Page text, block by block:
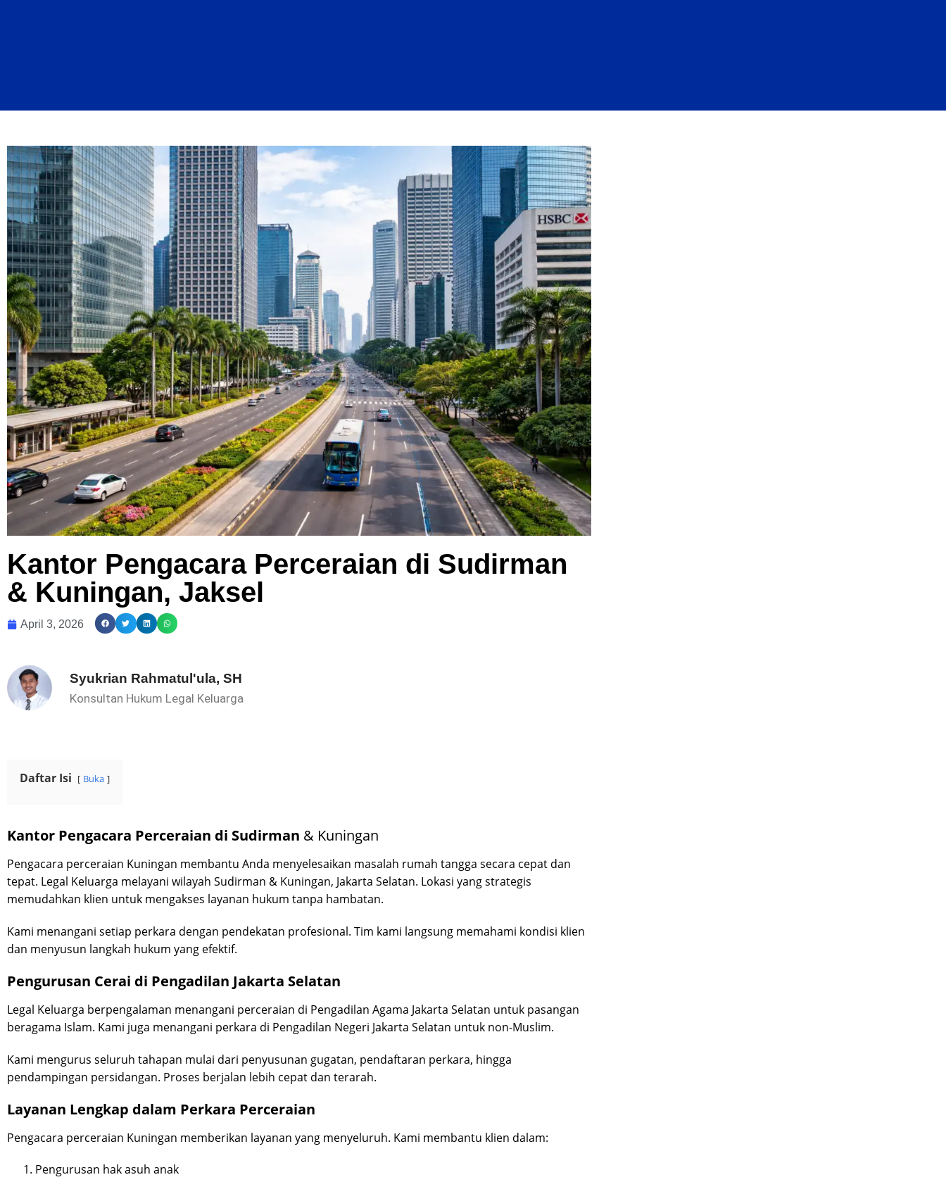
Kantor Pengacara Perceraian di Sudirman
& Kuningan, Jaksel
April 3, 2026
Syukrian Rahmatul'ula, SH
Konsultan Hukum Legal Keluarga
Daftar Isi Buka
Kantor Pengacara Perceraian di Sudirman & Kuningan
Pengacara perceraian Kuningan membantu Anda menyelesaikan masalah rumah tangga secara cepat dan
tepat. Legal Keluarga melayani wilayah Sudirman & Kuningan, Jakarta Selatan. Lokasi yang strategis
memudahkan klien untuk mengakses layanan hukum tanpa hambatan.
Kami menangani setiap perkara dengan pendekatan profesional. Tim kami langsung memahami kondisi klien
dan menyusun langkah hukum yang efektif.
Pengurusan Cerai di Pengadilan Jakarta Selatan
Legal Keluarga berpengalaman menangani perceraian di Pengadilan Agama Jakarta Selatan untuk pasangan
beragama Islam. Kami juga menangani perkara di Pengadilan Negeri Jakarta Selatan untuk non-Muslim.
Kami mengurus seluruh tahapan mulai dari penyusunan gugatan, pendaftaran perkara, hingga
pendampingan persidangan. Proses berjalan lebih cepat dan terarah.
Layanan Lengkap dalam Perkara Perceraian
Pengacara perceraian Kuningan memberikan layanan yang menyeluruh. Kami membantu klien dalam:
Pengurusan hak asuh anak